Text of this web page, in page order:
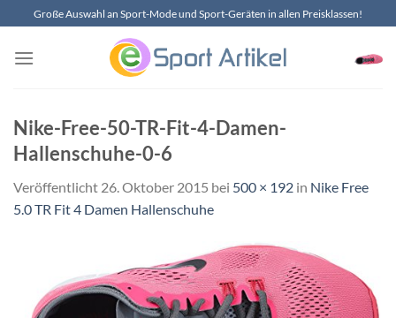
Inhalt
springen
Große Auswahl an Sport-Mode und Sport-Geräten in allen Preisklassen!
Nike-Free-50-TR-Fit-4-Damen-
Hallenschuhe-0-6
Veröffentlicht 26. Oktober 2015 bei 500 × 192 in Nike Free
5.0 TR Fit 4 Damen Hallenschuhe